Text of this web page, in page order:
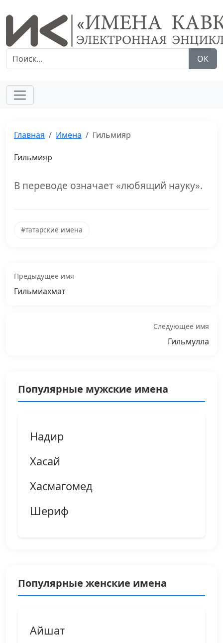
ОК
Главная Имена Гильмияр
Гильмияр
В переводе означает «любящий науку».
#татарские имена
Предыдущее имя
Гильмиахмат
Следующее имя
Гильмулла
Популярные мужские имена
Надир
Хасай
Хасмагомед
Шериф
Популярные женские имена
Айшат